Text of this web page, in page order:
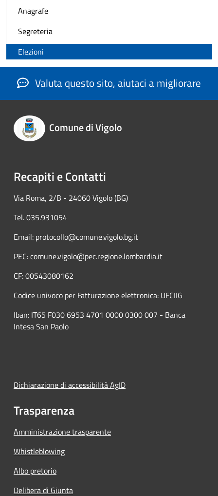
Anagrafe
Segreteria
Elezioni
Valuta questo sito, aiutaci a migliorare
Comune di Vigolo
Recapiti e Contatti
Via Roma, 2/B - 24060 Vigolo (BG)
Tel. 035.931054
Email: protocollo@comune.vigolo.bg.it
PEC: comune.vigolo@pec.regione.lombardia.it
CF: 00543080162
Codice univoco per Fatturazione elettronica: UFCIIG
Iban: IT65 F030 6953 4701 0000 0300 007 - Banca
Intesa San Paolo
Dichiarazione di accessibilità AgID
Trasparenza
Amministrazione trasparente
Whistleblowing
Albo pretorio
Delibera di Giunta